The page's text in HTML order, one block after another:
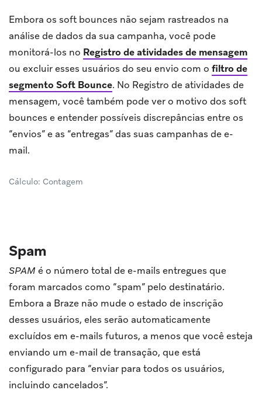
Embora os soft bounces não sejam rastreados na
análise de dados da sua campanha, você pode
monitorá-los no Registro de atividades de mensagem
ou excluir esses usuários do seu envio com o filtro de
segmento Soft Bounce. No Registro de atividades de
mensagem, você também pode ver o motivo dos soft
bounces e entender possíveis discrepâncias entre os
“envios” e as “entregas” das suas campanhas de e-
mail.
Cálculo: Contagem
Spam
SPAM é o número total de e-mails entregues que
foram marcados como “spam” pelo destinatário.
Embora a Braze não mude o estado de inscrição
desses usuários, eles serão automaticamente
excluídos em e-mails futuros, a menos que você esteja
enviando um e-mail de transação, que está
configurado para “enviar para todos os usuários,
incluindo cancelados”.